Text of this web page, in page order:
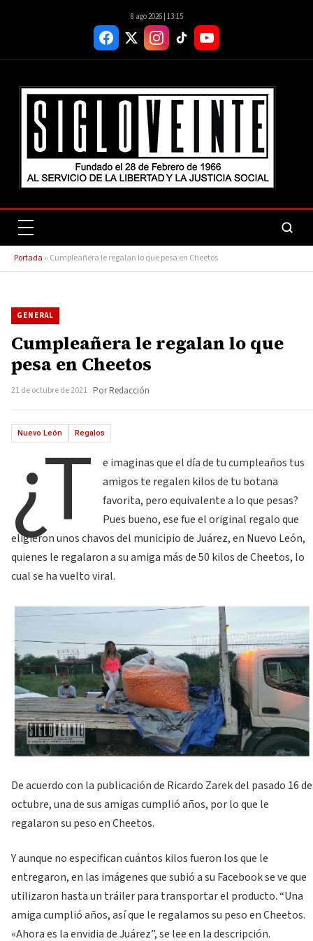
8 ago 2026 | 13:15
Portada » Cumpleañera le regalan lo que pesa en Cheetos
GENERAL
Cumpleañera le regalan lo que
pesa en Cheetos
21 de octubre de 2021 Por Redacción
Nuevo León Regalos
¿T
e imaginas que el día de tu cumpleaños tus
amigos te regalen kilos de tu botana
favorita, pero equivalente a lo que pesas?
Pues bueno, ese fue el original regalo que
eligieron unos chavos del municipio de Juárez, en Nuevo León,
quienes le regalaron a su amiga más de 50 kilos de Cheetos, lo
cual se ha vuelto viral.
De acuerdo con la publicación de Ricardo Zarek del pasado 16 de
octubre, una de sus amigas cumplió años, por lo que le
regalaron su peso en Cheetos.
Y aunque no especifican cuántos kilos fueron los que le
entregaron, en las imágenes que subió a su Facebook se ve que
utilizaron hasta un tráiler para transportar el producto. “Una
amiga cumplió años, así que le regalamos su peso en Cheetos.
«Ahora es la envidia de Juárez”, se lee en la descripción.